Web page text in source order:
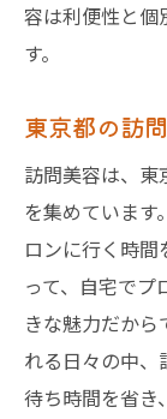
容は利便性と個
す。
東京都の訪
訪問美容は、東
を集めていま
ロンに行く時
って、自宅で
きな魅力だか
れる日々の中、
待ち時間を省き